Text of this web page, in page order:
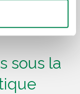
sous la